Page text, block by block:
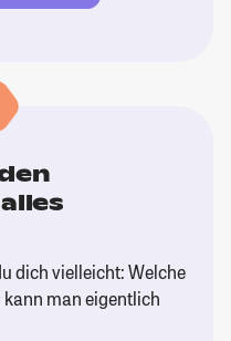
dich vielleicht: Welche
man eigentlich